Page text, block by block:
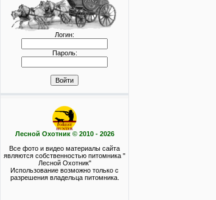
Логин:
Пароль:
Лесной Охотник © 2010 - 2026
Все фото и видео материалы сайта
являются собственностью питомника "
Лесной Охотник"
Использование возможно только с
разрешения владельца питомника.